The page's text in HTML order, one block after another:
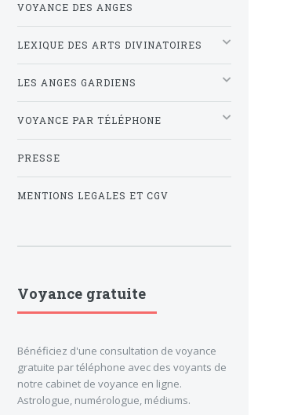
VOYANCE DES ANGES
LEXIQUE DES ARTS DIVINATOIRES
LES ANGES GARDIENS
VOYANCE PAR TÉLÉPHONE
PRESSE
MENTIONS LEGALES ET CGV
Voyance gratuite
Bénéficiez d'une consultation de voyance
gratuite par téléphone avec des voyants de
notre cabinet de voyance en ligne.
Astrologue, numérologue, médiums.